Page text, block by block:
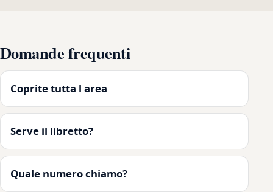
Domande frequenti
Coprite tutta l area
Serve il libretto?
Quale numero chiamo?